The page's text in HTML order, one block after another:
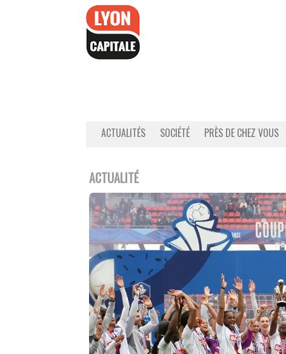
ACTUALITÉS SOCIÉTÉ PRÈS DE CHEZ VOUS
ACTUALITÉ